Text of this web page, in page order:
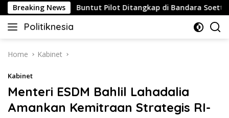
Skip
to
content
Breaking NewsBuntut Pilot Ditangkap di Bandara Soetta,
Politiknesia
Politiknesia.com
Home Kabinet
Kabinet
Menteri ESDM Bahlil Lahadalia
Amankan Kemitraan Strategis RI-